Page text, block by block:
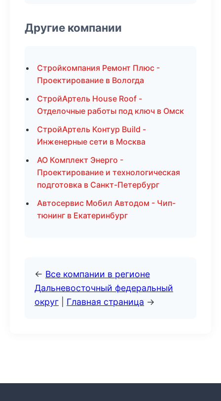
Другие компании
Стройкомпания Ремонт Плюс -
Проектирование в Вологда
СтройАртель House Roof -
Отделочные работы под ключ в Омск
СтройАртель Контур Build -
Инженерные сети в Москва
АО Комплект Энерго -
Проектирование и технологическая
подготовка в Санкт-Петербург
Автосервис Мобил Автодом - Чип-
тюнинг в Екатеринбург
← Все компании в регионе
Дальневосточный федеральный
округ
Главная страница →